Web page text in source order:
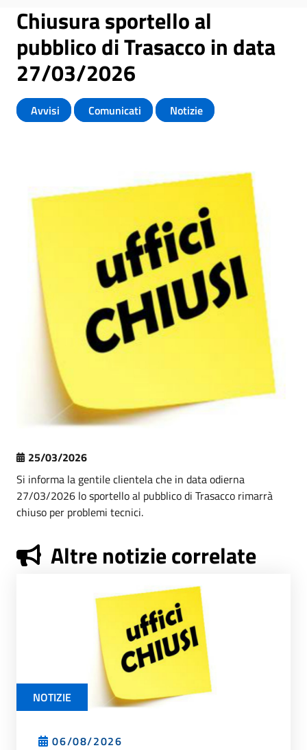
Chiusura sportello al
pubblico di Trasacco in data
27/03/2026
Avvisi Comunicati Notizie
25/03/2026
Si informa la gentile clientela che in data odierna
27/03/2026 lo sportello al pubblico di Trasacco rimarrà
chiuso per problemi tecnici.
Altre notizie correlate
NOTIZIE
06/08/2026